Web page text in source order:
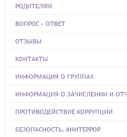
РОДИТЕЛЯМ
ВОПРОС - ОТВЕТ
ОТЗЫВЫ
КОНТАКТЫ
ИНФОРМАЦИЯ О ГРУППАХ
ИНФОРМАЦИЯ О ЗАЧИСЛЕНИИ И
ПРОТИВОДЕЙСТВИЕ КОРРУПЦИИ
БЕЗОПАСНОСТЬ, АНИТЕРРОР